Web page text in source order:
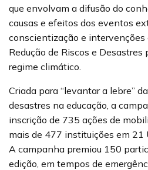
que envolvam a difusão do
causas e efeitos dos eventos
conscientização e intervenções
Redução de Riscos e
regime climático.
Criada para “levantar a lebre”
desastres na educação, a
inscrição de 735 ações de
mais de 477 instituições em 21
A campanha premiou 150
edição, em tempos de